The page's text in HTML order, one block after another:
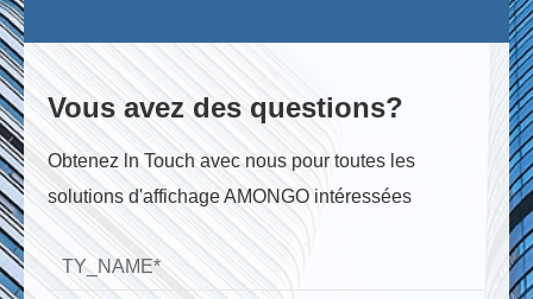
Vous avez des questions?
Obtenez ln Touch avec nous pour toutes les
solutions d'affichage AMONGO intéressées